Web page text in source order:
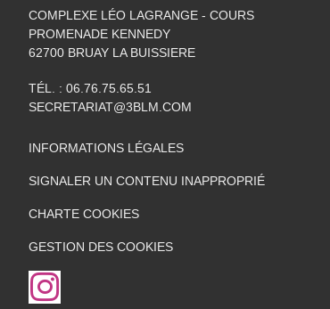
COMPLEXE LÉO LAGRANGE - COURS
PROMENADE KENNEDY
62700 BRUAY LA BUISSIERE
TÉL. : 06.76.75.65.51
SECRETARIAT@3BLM.COM
INFORMATIONS LÉGALES
SIGNALER UN CONTENU INAPPROPRIÉ
CHARTE COOKIES
GESTION DES COOKIES